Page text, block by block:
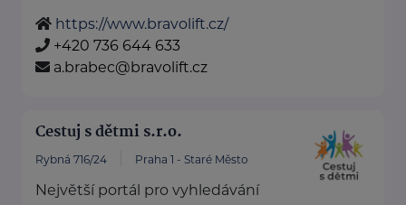
https://www.bravolift.cz/
+420 736 644 633
a.brabec@bravolift.cz
Cestuj s dětmi s.r.o.
Rybná 716/24 Praha 1 - Staré Město
Největší portál pro vyhledávání